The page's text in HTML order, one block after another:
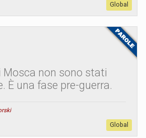
Global
Mosca non sono stati
È una fase pre-guerra.
Global